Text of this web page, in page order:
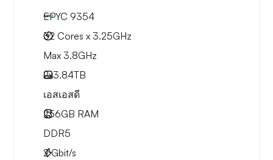
EPYC 9354
32 Cores x 3.25GHz
Max 3.8GHz
2x3.84TB
เอสเอสดี
256GB RAM
DDR5
2Gbit/s